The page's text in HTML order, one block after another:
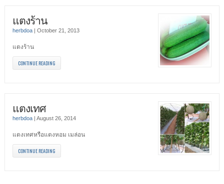
แตงร้าน
herbdoa| October 21, 2013
แตงร้าน
CONTINUE READING
แตงเทศ
herbdoa| August 26, 2014
แตงเทศหรือแตงหอม เมล่อน
CONTINUE READING